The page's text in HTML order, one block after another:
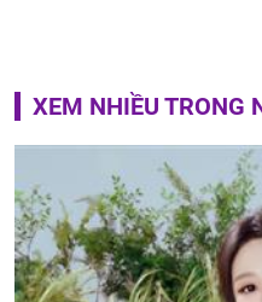
XEM NHIỀU TRONG